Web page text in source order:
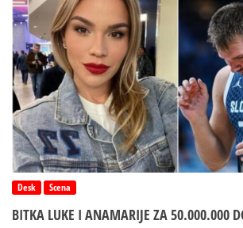
Desk Scena
BITKA LUKE I ANAMARIJE ZA 50.000.000